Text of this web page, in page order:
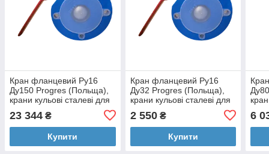
Кран фланцевий Ру16
Ду150 Progres (Польща),
крани кульові сталеві для
пара
23 344 ₴
Купити
Кран фланцевий Ру16
Ду32 Progres (Польща),
крани кульові сталеві для
пара
2 550₴
Купити
6